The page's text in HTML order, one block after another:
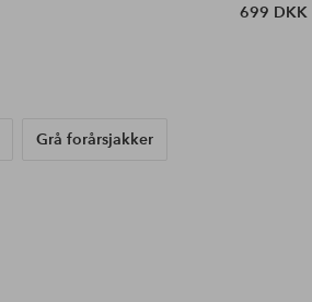
699 DKK
Grå forårsjakker